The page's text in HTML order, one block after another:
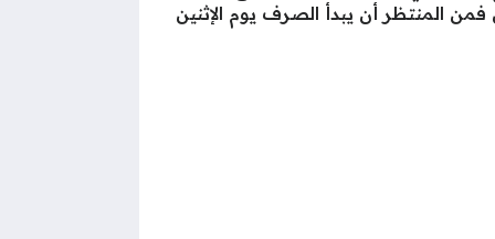
المنتظر أن يبدأ الصرف يوم الإثنين